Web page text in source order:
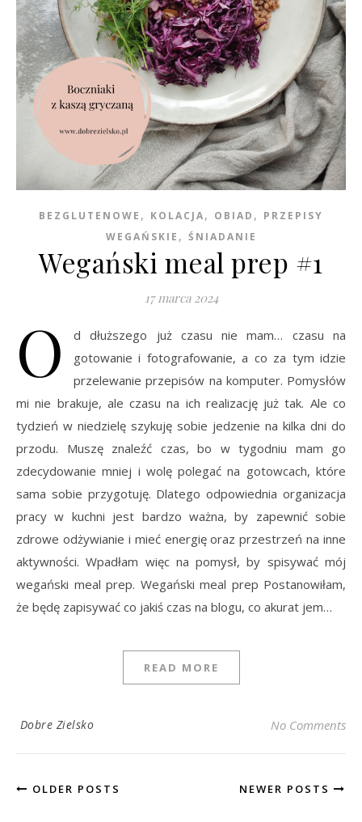
BEZGLUTENOWE , KOLACJA, OBIAD , PRZEPISY
WEGAŃSKIE , ŚNIADANIE
Wegański meal prep #1
17 marca 2024
O
d dłuższego już czasu nie mam… czasu na
gotowanie i fotografowanie, a co za tym idzie
przelewanie przepisów na komputer. Pomysłów
mi nie brakuje, ale czasu na ich realizację już tak. Ale co
tydzień w niedzielę szykuję sobie jedzenie na kilka dni do
przodu. Muszę znaleźć czas, bo w tygodniu mam go
zdecydowanie mniej i wolę polegać na gotowcach, które
sama sobie przygotuję. Dlatego odpowiednia organizacja
pracy w kuchni jest bardzo ważna, by zapewnić sobie
zdrowe odżywianie i mieć energię oraz przestrzeń na inne
aktywności. Wpadłam więc na pomysł, by spisywać mój
wegański meal prep. Wegański meal prep Postanowiłam,
że będę zapisywać co jakiś czas na blogu, co akurat jem…
READ MORE
Dobre Zielsko No Comments
OLDER POSTS NEWER POSTS